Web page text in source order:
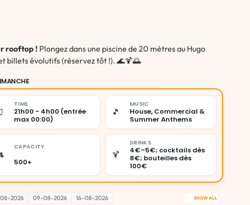
rooftop ! Plongez dans une piscine de 20 mètres au Hugo
billets évolutifs (réservez tôt !). 🌊🍹🌅
TIME
21h00 - 4h00 (entrée
max 00:00)
🎵
MUSIC
House, Commercial &
Summer Anthems
CAPACITY
500+
🍹
DRINKS
4€–5€; cocktails dès
8€; bouteilles dès
100€
2026 09-08-2026 16-08-2026 SHOW ALL